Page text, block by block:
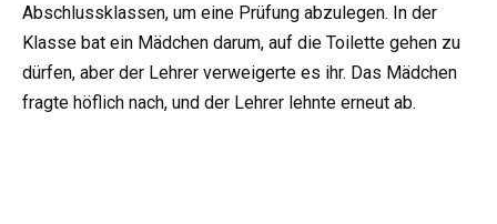
Abschlussklassen, um eine Prüfung abzulegen. In der
Klasse bat ein Mädchen darum, auf die Toilette gehen zu
dürfen, aber der Lehrer verweigerte es ihr. Das Mädchen
fragte höflich nach, und der Lehrer lehnte erneut ab.